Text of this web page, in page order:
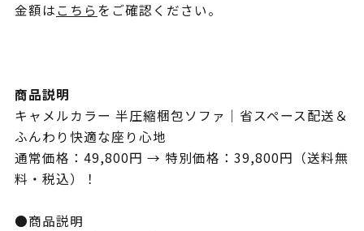
金額はこちらをご確認ください。
商品説明
キャメルカラー 半圧縮梱包ソファ｜省スペース配送＆
ふんわり快適な座り心地
通常価格：49,800円 → 特別価格：39,800円（送料無
料・税込）！
●商品説明